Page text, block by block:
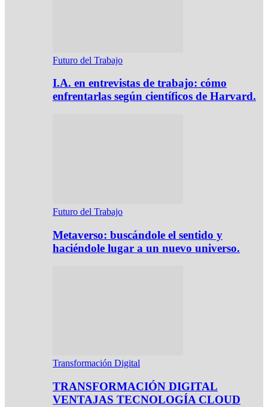
Futuro del Trabajo
I.A. en entrevistas de trabajo: cómo
enfrentarlas según científicos de Harvard.
Futuro del Trabajo
Metaverso: buscándole el sentido y
haciéndole lugar a un nuevo universo.
Transformación Digital
TRANSFORMACIÓN DIGITAL
VENTAJAS TECNOLOGÍA CLOUD